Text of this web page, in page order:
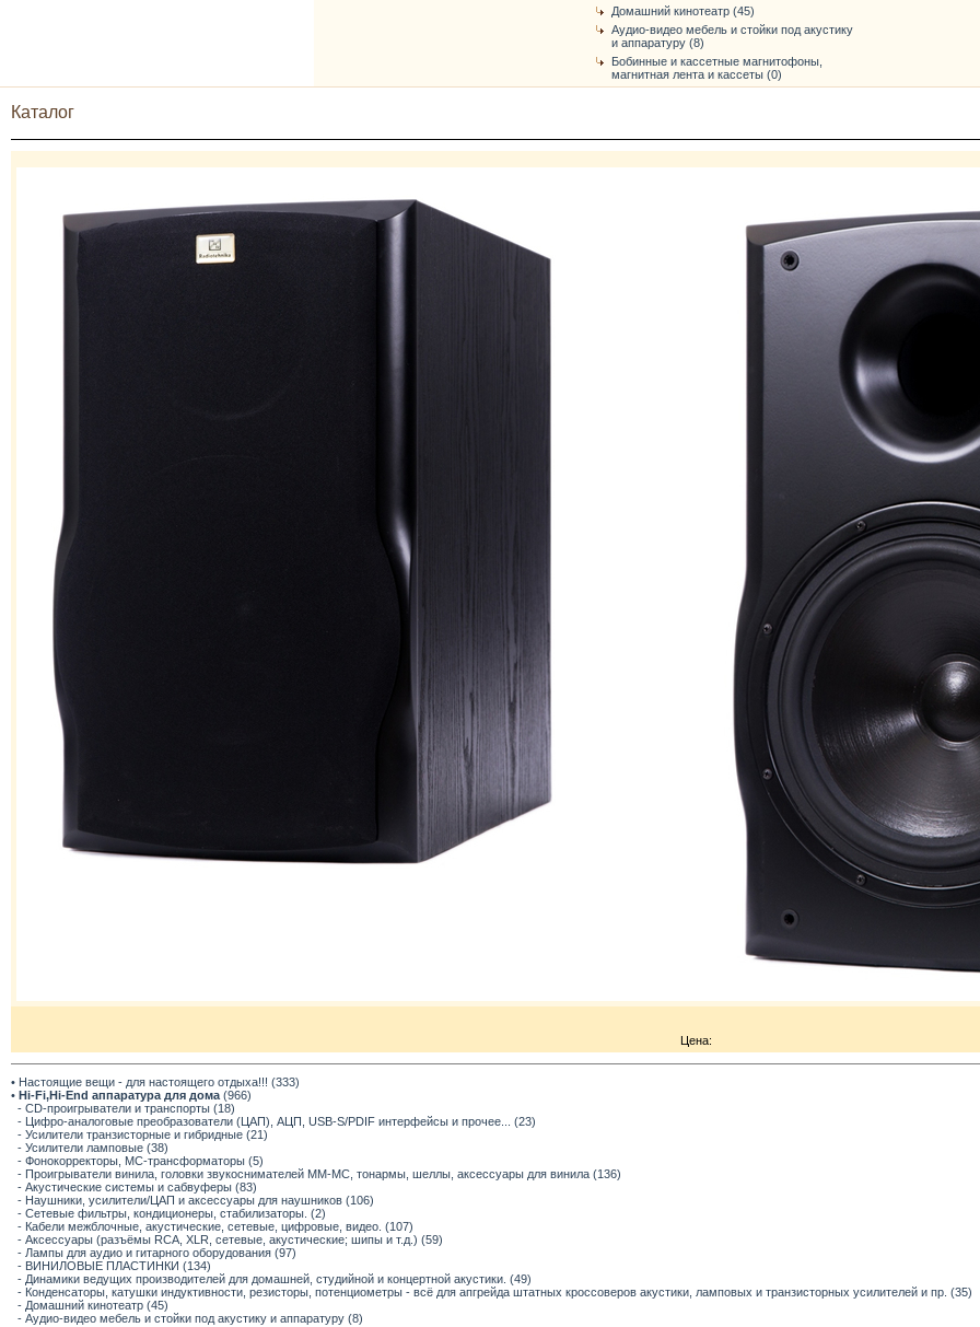
Домашний кинотеатр (45)
Аудио-видео мебель и стойки под акустику
и аппаратуру (8)
Бобинные и кассетные магнитофоны,
магнитная лента и кассеты (0)
Каталог
Цена:
• Настоящие вещи - для настоящего отдыха!!! (333)
• Hi-Fi,Hi-End аппаратура для дома (966)
- CD-проигрыватели и транспорты (18)
- Цифро-аналоговые преобразователи (ЦАП), АЦП, USB-S/PDIF интерфейсы и прочее... (23)
- Усилители транзисторные и гибридные (21)
- Усилители ламповые (38)
- Фонокорректоры, МС-трансформаторы (5)
- Проигрыватели винила, головки звукоснимателей ММ-МС, тонармы, шеллы, аксессуары для винила (136)
- Акустические системы и сабвуферы (83)
- Наушники, усилители/ЦАП и аксессуары для наушников (106)
- Сетевые фильтры, кондиционеры, стабилизаторы. (2)
- Кабели межблочные, акустические, сетевые, цифровые, видео. (107)
- Аксессуары (разъёмы RCA, XLR, сетевые, акустические; шипы и т.д.) (59)
- Лампы для аудио и гитарного оборудования (97)
- ВИНИЛОВЫЕ ПЛАСТИНКИ (134)
- Динамики ведущих производителей для домашней, студийной и концертной акустики. (49)
- Конденсаторы, катушки индуктивности, резисторы, потенциометры - всё для апгрейда штатных кроссоверов акустики, ламповых и транзисторных усилителей и пр. (35)
- Домашний кинотеатр (45)
- Аудио-видео мебель и стойки под акустику и аппаратуру (8)